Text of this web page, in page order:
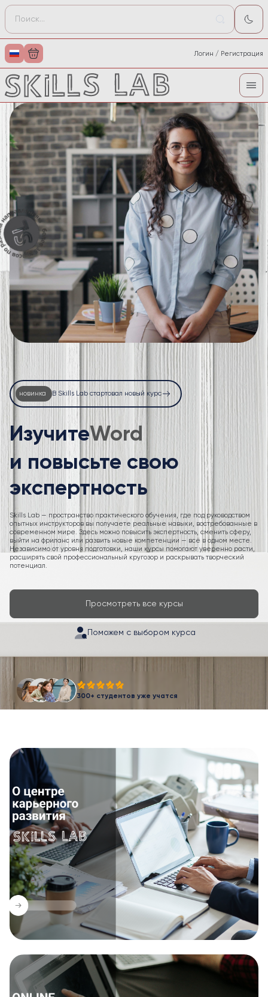
Логин / Регистрация
новинка В Skills Lab стартовал новый курс
ИзучитеEx
и повысьте свою
экспертность
Skills Lab — пространство практического обучения, где под руководством
опытных инструкторов вы получаете реальные навыки, востребованные в
современном мире. Здесь можно повысить экспертность, сменить сферу,
выйти на фриланс или развить новые компетенции — всё в одном месте.
Независимо от уровня подготовки, наши курсы помогают уверенно расти,
расширять свой профессиональный кругозор и раскрывать творческий
потенциал.
Просмотреть все курсы
Поможем с выбором курса
300+ студентов уже учатся